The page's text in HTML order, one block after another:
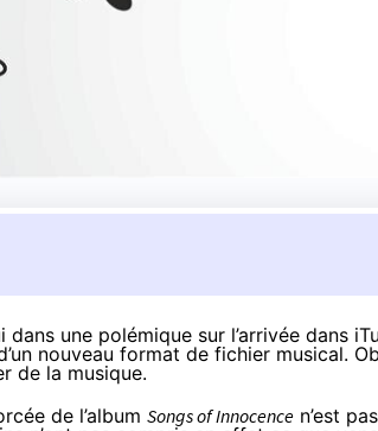
une polémique sur l’arrivée dans
nouveau format de fichier musical.
de la musique.
de l’album Songs of Innocence n’est